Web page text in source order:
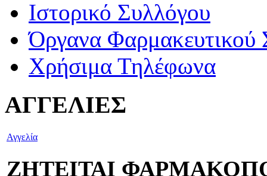
Ιστορικό Συλλόγου
Όργανα Φαρμακευτικού
Χρήσιμα Τηλέφωνα
ΑΓΓΕΛΙΕΣ
Αγγελία
ΖΗΤΕΙΤΑΙ